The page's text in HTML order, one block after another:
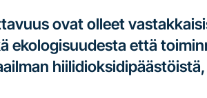
ovat olleet
ekologisuudesta että